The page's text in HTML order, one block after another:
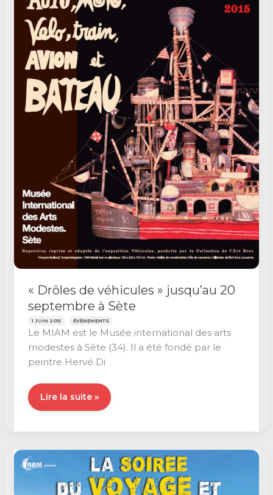
« Drôles de véhicules » jusqu’au 20
septembre à Sète
1 JUIN 2015 ÉVÈNEMENTS
Le MIAM est le Musée international des arts
modestes à Sète (34). Il a été fondé par le
peintre Hervé Di
« Drôles
de
septembre
Lire la suite »